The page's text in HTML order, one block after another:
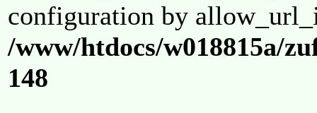
configuration by
/www/htdocs/w018815a/
148